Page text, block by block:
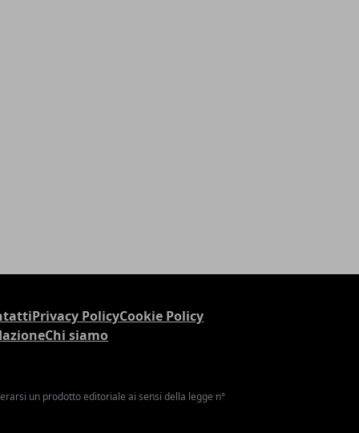
Privacy PolicyCookie Policy
Chi siamo
un prodotto editoriale ai sensi della legge n°